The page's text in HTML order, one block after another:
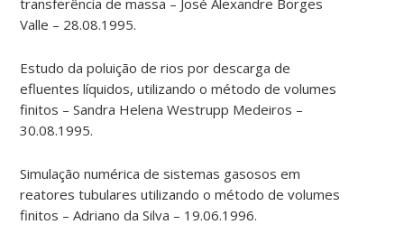
Valle – 28.08.1995.
Estudo da poluição de rios por descarga de
efluentes líquidos, utilizando o método de volumes
finitos – Sandra Helena Westrupp Medeiros –
30.08.1995.
Simulação numérica de sistemas gasosos em
reatores tubulares utilizando o método de volumes
finitos – Adriano da Silva – 19.06.1996.